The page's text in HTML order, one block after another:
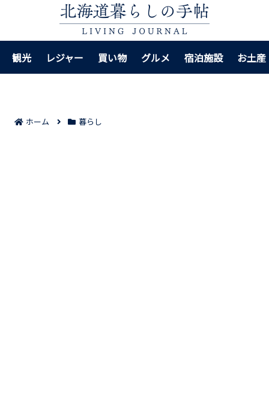
観光 レジャー 買い物 グルメ 宿泊施設 お土産
ホーム 暮らし